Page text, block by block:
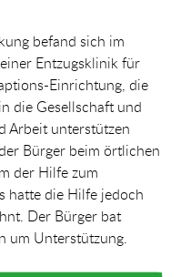
befand sich im
Entzugsklinik für
Einrichtung, die
die Gesellschaft und
Arbeit unterstützen
Bürger beim örtlichen
der Hilfe zum
hatte die Hilfe jedoch
Der Bürger bat
um Unterstützung.